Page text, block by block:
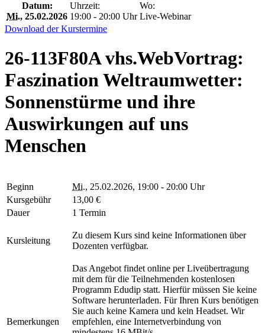
Datum:
Mi., 25.02.2026
Uhrzeit:
19:00 - 20:00 Uhr
Wo:
Live-Webinar
Download der Kurstermine
26-113F80A vhs.WebVortrag:
Faszination Weltraumwetter:
Sonnenstürme und ihre
Auswirkungen auf uns
Menschen
Beginn Mi., 25.02.2026, 19:00 - 20:00 Uhr
Kursgebühr
13,00 €
Dauer
1 Termin
Kursleitung
Zu diesem Kurs sind keine Informationen über
Dozenten verfügbar.
Bemerkungen
Das Angebot findet online per Liveübertragung
mit dem für die Teilnehmenden kostenlosen
Programm Edudip statt. Hierfür müssen Sie keine
Software herunterladen. Für Ihren Kurs benötigen
Sie auch keine Kamera und kein Headset. Wir
empfehlen, eine Internetverbindung von